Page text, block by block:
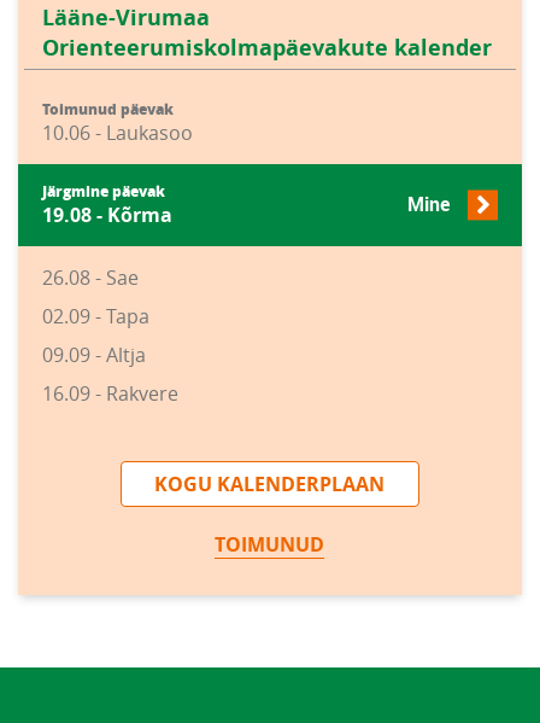
Lääne-Virumaa
Orienteerumiskolmapäevakute kalender
Toimunud päevak
10.06 - Laukasoo
Järgmine päevak
19.08 - Kõrma Mine
26.08 - Sae
02.09 - Tapa
09.09 - Altja
16.09 - Rakvere
KOGU KALENDERPLAAN
TOIMUNUD